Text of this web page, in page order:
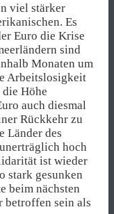
viel stärker
Es
Euro die Krise
sind
Monaten um
Arbeitslosigkeit
Höhe
auch diesmal
Rückkehr zu
Länder des
hoch
ist wieder
stark gesunken
beim nächsten
sein als